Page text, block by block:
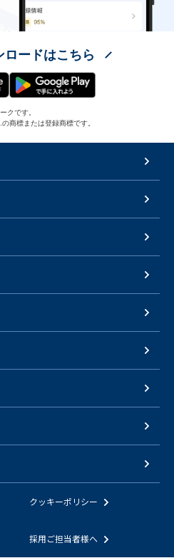
ロードはこちら
クです。
商標または登録商標です。
クッキーポリシー
採用ご担当者様へ